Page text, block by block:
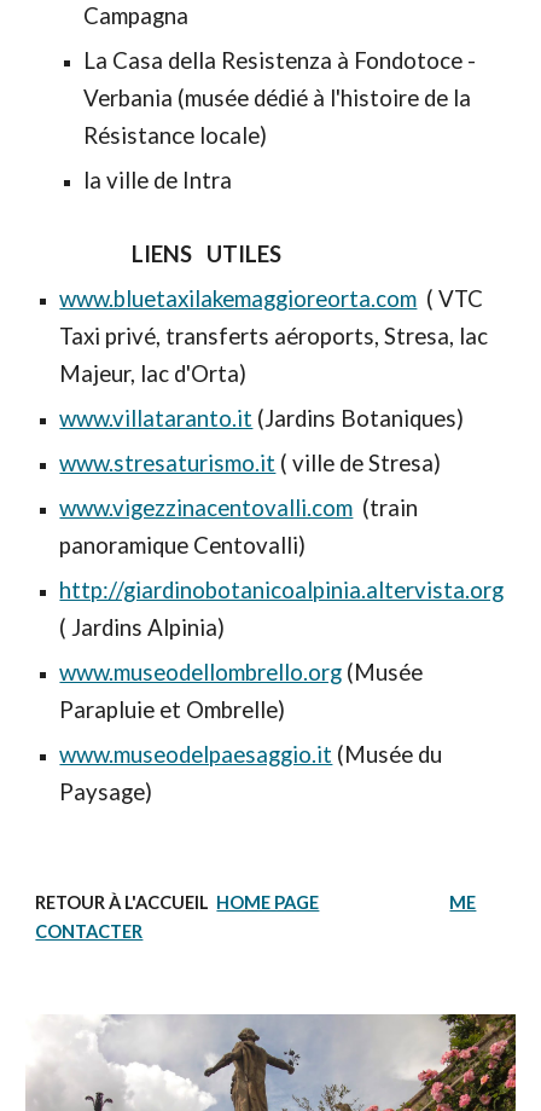
Campagna
La Casa della Resistenza à Fondotoce -
Verbania (musée dédié à l'histoire de la
Résistance locale)
la ville de Intra
LIENS UTILES
www.bluetaxilakemaggioreorta.com ( VTC
Taxi privé, transferts aéroports, Stresa, lac
Majeur, lac d'Orta)
www.villataranto.it (Jardins Botaniques)
www.stresaturismo.it ( ville de Stresa)
www.vigezzinacentovalli.com (train
panoramique Centovalli)
http://giardinobotanicoalpinia.altervista.org
( Jardins Alpinia)
www.museodellombrello.org (Musée
Parapluie et Ombrelle)
www.museodelpaesaggio.it (Musée du
Paysage)
RETOUR À L'ACCUEIL HOME PAGE
ME
CONTACTER